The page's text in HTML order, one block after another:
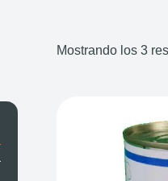
Mostrando los 3